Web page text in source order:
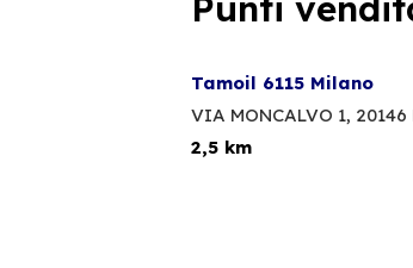
Tamoil 6115 Milano
VIA MONCALVO 1,
2,5 km